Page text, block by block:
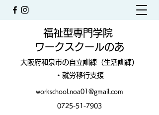
福祉型専門学院
ワークスクールのあ
大阪府和泉市の自立訓練（生活訓練）
・就労移行支援
workschool.noa01@gmail.com
0725-51-7903